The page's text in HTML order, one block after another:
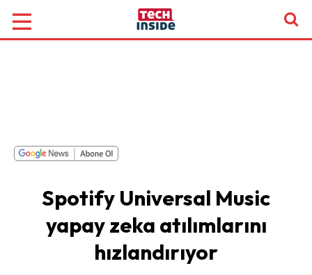
Spotify Universal Music
yapay zeka atılımlarını
hızlandırıyor